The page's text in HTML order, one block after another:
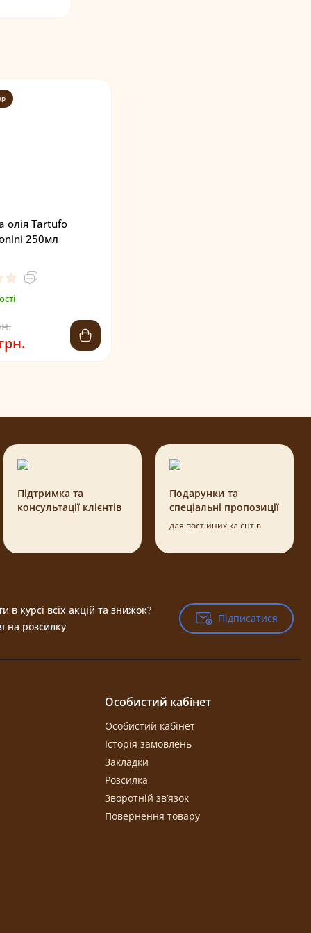
олія Tartufo
250мл
Підтримка та
консультації клієнтів
Подарунки та
спеціальні пропозиції
для постійних клієнтів
в курсі всіх акцій та знижок?
на розсилку
Підписатися
Підписатися
Особистий кабінет
Особистий кабінет
Історія замовлень
Закладки
Розсилка
Зворотній зв’язок
Повернення товару